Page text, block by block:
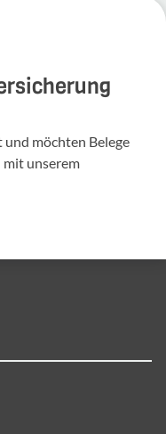
und möchten Belege
mit unserem